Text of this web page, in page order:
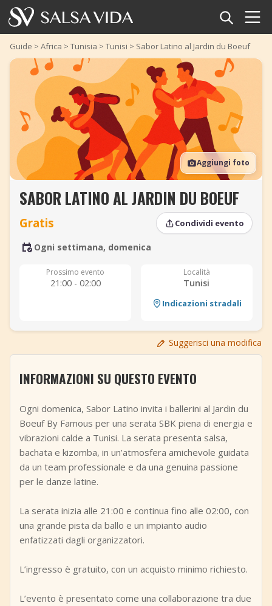
Home
Eventi
Notizie
Articoli
Video
Glossario della salsa
Negozio
TuneTempo
Aggiungi evento
Guide > Africa > Tunisia > Tunisi > Sabor Latino al Jardin du Boeuf
Aggiungi foto
SABOR LATINO AL JARDIN DU BOEUF
Gratis Condividi evento
Ogni settimana, domenica
Prossimo evento
21:00 - 02:00
Località
Tunisi
Indicazioni stradali
Suggerisci una modifica
INFORMAZIONI SU QUESTO EVENTO
Ogni domenica, Sabor Latino invita i ballerini al Jardin du
Boeuf By Famous per una serata SBK piena di energia e
vibrazioni calde a Tunisi. La serata presenta salsa,
bachata e kizomba, in un’atmosfera amichevole guidata
da un team professionale e da una genuina passione
per le danze latine.
La serata inizia alle 21:00 e continua fino alle 02:00, con
una grande pista da ballo e un impianto audio
enfatizzati dagli organizzatori.
L’ingresso è gratuito, con un acquisto minimo richiesto.
L’evento è presentato come una collaborazione tra due